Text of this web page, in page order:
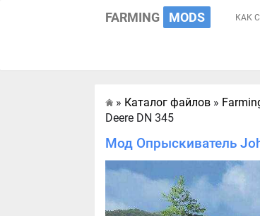
FARMING MODS КАК
Главная
» Каталог файлов »
Deere DN 345
Мод Опрыскиватель